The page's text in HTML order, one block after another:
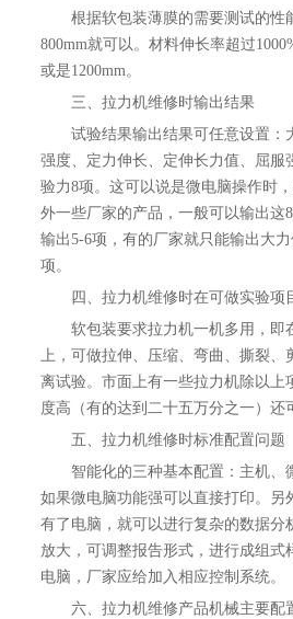
根据软包装薄膜的需要测试的性
800mm就可以。材料伸长率超过
或是1200mm。
三、拉力机维修时输出结果
试验结果输出结果可任意设置：
强度、定力伸长、定伸长力值、屈服
验力8项。这可以说是微电脑操作时
外一些厂家的产品，一般可以输出这
输出5-6项，有的厂家就只能输出大
项。
四、拉力机维修时在可做实验项
软包装要求拉力机一机多用，即
上，可做拉伸、压缩、弯曲、撕裂、
离试验。市面上有一些拉力机除以上
度高（有的达到二十五万分之一）还
五、拉力机维修时标准配置问题
智能化的三种基本配置：主机、
如果微电脑功能强可以直接打印。另
有了电脑，就可以进行复杂的数据分
放大，可调整报告形式，进行成组式
电脑，厂家应给加入相应控制系统。
六、拉力机维修产品机械主要配